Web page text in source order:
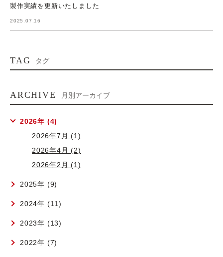
製作実績を更新いたしました
2025.07.16
TAG タグ
ARCHIVE 月別アーカイブ
2026年 (4)
2026年7月 (1)
2026年4月 (2)
2026年2月 (1)
2025年 (9)
2024年 (11)
2023年 (13)
2022年 (7)